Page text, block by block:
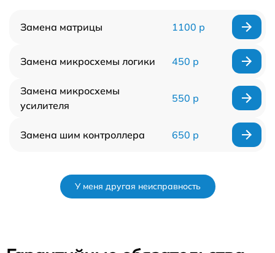
Замена матрицы 1100 р
Замена микросхемы логики 450 р
Замена микросхемы
усилителя
550 р
Замена шим контроллера 650 р
У меня другая неисправность